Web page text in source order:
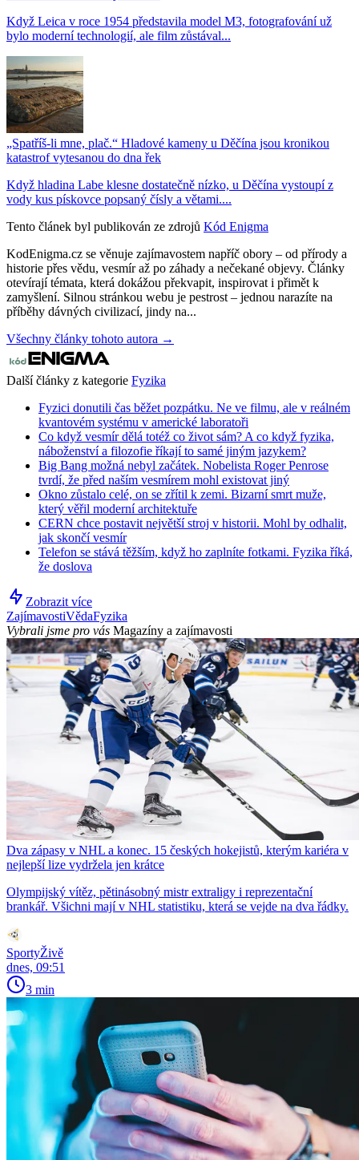
Když Leica v roce 1954 představila model M3, fotografování už
bylo moderní technologií, ale film zůstával...
„Spatříš-li mne, plač.“ Hladové kameny u Děčína jsou kronikou
katastrof vytesanou do dna řek
Když hladina Labe klesne dostatečně nízko, u Děčína vystoupí z
vody kus pískovce popsaný čísly a větami....
Tento článek byl publikován ze zdrojů Kód Enigma
KodEnigma.cz se věnuje zajímavostem napříč obory – od přírody a
historie přes vědu, vesmír až po záhady a nečekané objevy. Články
otevírají témata, která dokážou překvapit, inspirovat i přimět k
zamyšlení. Silnou stránkou webu je pestrost – jednou narazíte na
příběhy dávných civilizací, jindy na...
Všechny články tohoto autora →
Další články z kategorie Fyzika
Fyzici donutili čas běžet pozpátku. Ne ve filmu, ale v reálném
kvantovém systému v americké laboratoři
Co když vesmír dělá totéž co život sám? A co když fyzika,
náboženství a filozofie říkají to samé jiným jazykem?
Big Bang možná nebyl začátek. Nobelista Roger Penrose
tvrdí, že před naším vesmírem mohl existovat jiný
Okno zůstalo celé, on se zřítil k zemi. Bizarní smrt muže,
který věřil moderní architektuře
CERN chce postavit největší stroj v historii. Mohl by odhalit,
jak skončí vesmír
Telefon se stává těžším, když ho zaplníte fotkami. Fyzika říká,
že doslova
Zobrazit více
ZajímavostiVědaFyzika
Vybrali jsme pro vás Magazíny a zajímavosti
Dva zápasy v NHL a konec. 15 českých hokejistů, kterým kariéra v
nejlepší lize vydržela jen krátce
Olympijský vítěz, pětinásobný mistr extraligy i reprezentační
brankář. Všichni mají v NHL statistiku, která se vejde na dva řádky.
SportyŽivě
dnes, 09:51
3 min